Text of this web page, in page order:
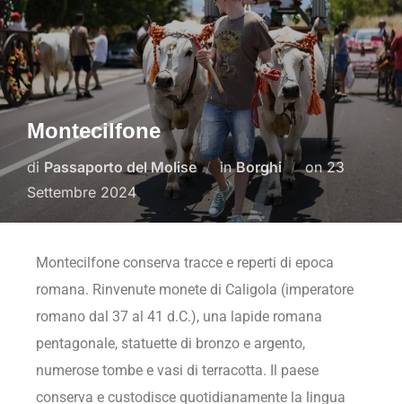
Montecilfone
di Passaporto del Molise inBorghi on23
Settembre 2024
Montecilfone conserva tracce e reperti di epoca
romana. Rinvenute monete di Caligola (imperatore
romano dal 37 al 41 d.C.), una lapide romana
pentagonale, statuette di bronzo e argento,
numerose tombe e vasi di terracotta. Il paese
conserva e custodisce quotidianamente la lingua